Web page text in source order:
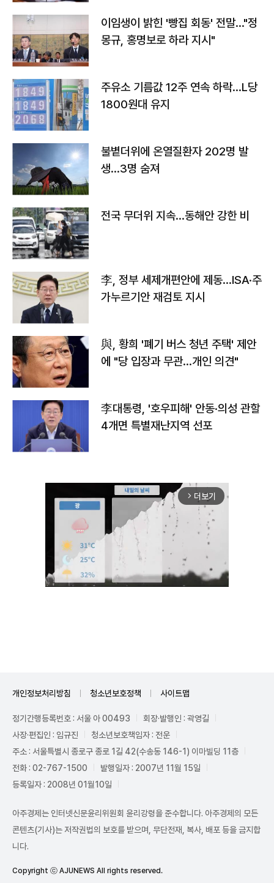
이임생이 밝힌 '빵집 회동' 전말…"정
몽규, 홍명보로 하라 지시"
주유소 기름값 12주 연속 하락…L당
1800원대 유지
불볕더위에 온열질환자 202명 발
생…3명 숨져
전국 무더위 지속…동해안 강한 비
李, 정부 세제개편안에 제동…ISA·주
가누르기안 재검토 지시
與, 황희 '폐기 버스 청년 주택' 제안
에 "당 입장과 무관…개인 의견"
李대통령, '호우피해' 안동·의성 관할
4개면 특별재난지역 선포
arrow_forward_ios 더보기
개인정보처리방침 청소년보호정책 사이트맵
정기간행등록번호 : 서울 아 00493
회장·발행인 : 곽영길
사장·편집인 : 임규진
청소년보호책임자 : 전운
주소 : 서울특별시 종로구 종로 1길 42(수송동 146-1) 이마빌딩 11층
전화 : 02-767-1500
발행일자 : 2007년 11월 15일
등록일자 : 2008년 01월10일
아주경제는 인터넷신문윤리위원회 윤리강령을 준수합니다. 아주경제의 모든
콘텐츠(기사)는 저작권법의 보호를 받으며, 무단전재, 복사, 배포 등을 금지합
니다.
Copyright ⓒ AJUNEWS All rights reserved.